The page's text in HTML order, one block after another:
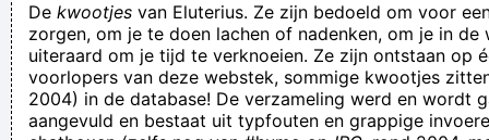
Ge zet een boer jom
Ambrosius Snelvijs, broer vàn, vult zaterdagnamiddagen met
het tellen van vallende mensen en dit schematisch uit te
tekenen in een notaboekje
De kwootjes van Eluterius. Ze zijn bedoeld om voor
zorgen, om je te doen lachen of nadenken, om je in de
uiteraard om je tijd te verknoeien. Ze zijn ontstaan op
voorlopers van deze webstek, sommige kwootjes
2004) in de database! De verzameling werd en wordt
aangevuld en bestaat uit typfouten en grappige